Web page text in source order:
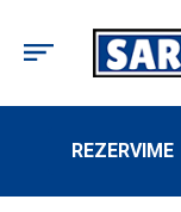
REZERVIME